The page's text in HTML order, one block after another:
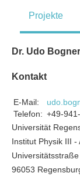
Projekte
Dr. Udo Bogner
Kontakt
E-Mail:
Telefon: +49-
Universität
Institut Physik III -
96053